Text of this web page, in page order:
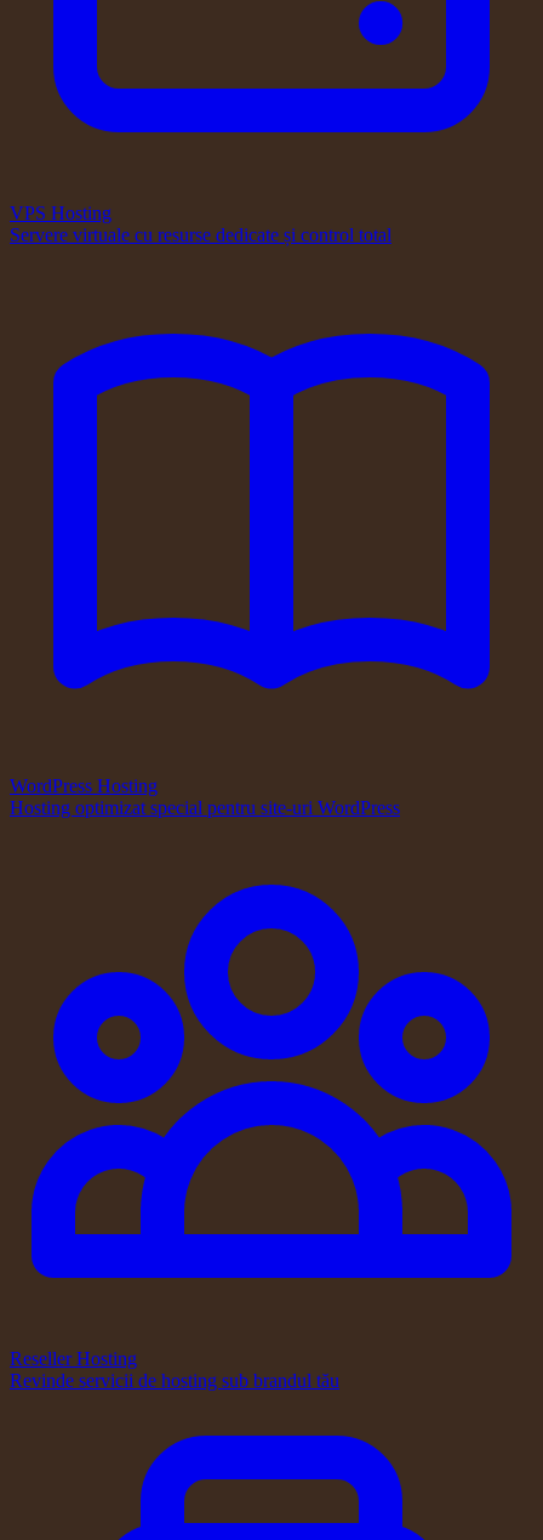
VPS Hosting
Servere virtuale cu resurse dedicate și control total
WordPress Hosting
Hosting optimizat special pentru site-uri WordPress
Reseller Hosting
Revinde servicii de hosting sub brandul tău